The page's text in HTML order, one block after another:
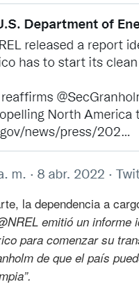
la dependencia a
emitió un
para comenzar su
de que el país